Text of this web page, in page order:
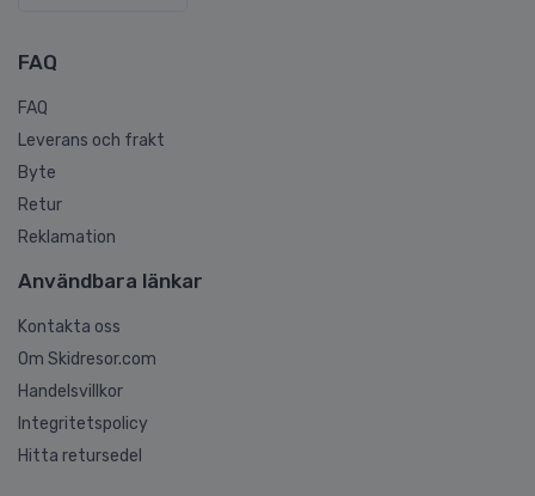
FAQ
FAQ
Leverans och frakt
Byte
Retur
Reklamation
Användbara länkar
Kontakta oss
Om Skidresor.com
Handelsvillkor
Integritetspolicy
Hitta retursedel